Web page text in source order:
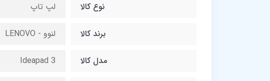
نوع کالا لپ تاپ
برند کالا لنوو - LENOVO
مدل کالا Ideapad 3